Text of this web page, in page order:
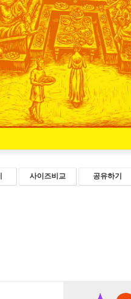
사이즈비교 공유하기